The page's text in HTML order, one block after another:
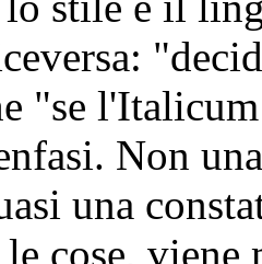
"se
Non
una
cose,